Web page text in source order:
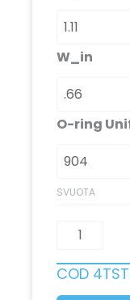
W_in
O-ring
SVUOTA
COD